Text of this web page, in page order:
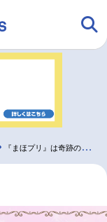
『まほプリ』は奇跡の物語！高橋李依×堀江由衣×早見沙織×齋藤彩夏が続編の魅力を語る